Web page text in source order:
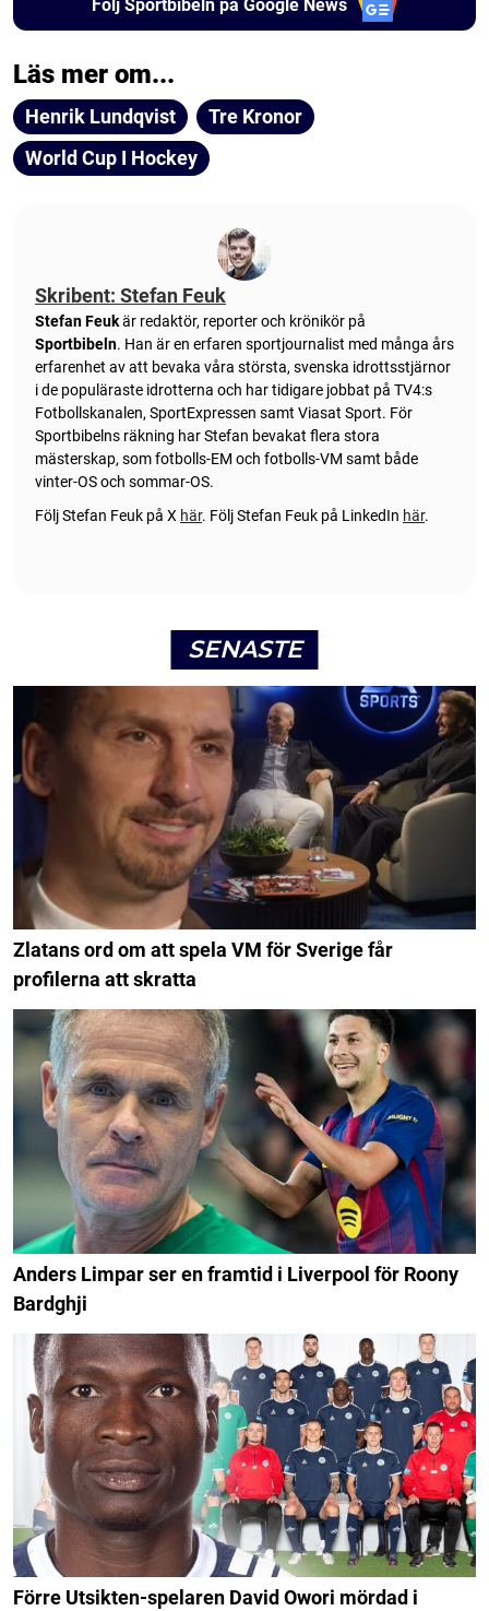
Följ Sportbibeln på Google News
Läs mer om...
Henrik Lundqvist
Tre Kronor
World Cup I Hockey
Skribent: Stefan Feuk
Stefan Feukär redaktör, reporter och krönikör på
Sportbibeln. Han är en erfaren sportjournalist med många års
erfarenhet av att bevaka våra största, svenska idrottsstjärnor
i de populäraste idrotterna och har tidigare jobbat på TV4:s
Fotbollskanalen, SportExpressen samt Viasat Sport. För
Sportbibelns räkning har Stefan bevakat flera stora
mästerskap, som fotbolls-EM och fotbolls-VM samt både
vinter-OS och sommar-OS.
Följ Stefan Feuk på X här. Följ Stefan Feuk på LinkedIn här.
SENASTE
Zlatans ord om att spela VM för Sverige får
profilerna att skratta
Anders Limpar ser en framtid i Liverpool för Roony
Bardghji
Förre Utsikten-spelaren David Owori mördad i